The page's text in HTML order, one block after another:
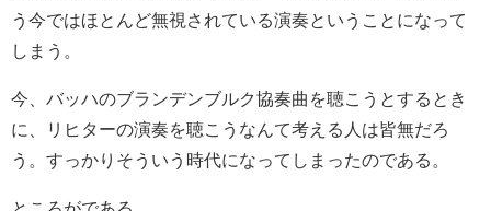
う今ではほとんど無視されている演奏ということになって
しまう。
今、バッハのブランデンブルク協奏曲を聴こうとするとき
に、リヒターの演奏を聴こうなんて考える人は皆無だろ
う。すっかりそういう時代になってしまったのである。